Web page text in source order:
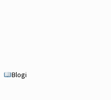
Blogi